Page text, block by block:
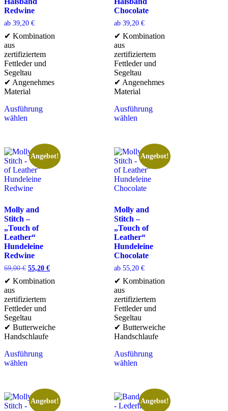
Redwine
ab 39,20 €
✔ Kombination
aus
zertifiziertem
Fettleder und
Segeltau
✔ Angenehmes
Material
Ausführung
wählen
Chocolate
ab 39,20 €
✔ Kombination
aus
zertifiziertem
Fettleder und
Segeltau
✔ Angenehmes
Material
Ausführung
wählen
Angebot!
Molly and
Stitch –
„Touch of
Leather“
Hundeleine
Redwine
69,00€ 55,20 €
✔ Kombination
aus
zertifiziertem
Fettleder und
Segeltau
✔ Butterweiche
Handschlaufe
Ausführung
wählen
Angebot!
Molly and
Stitch –
„Touch of
Leather“
Hundeleine
Chocolate
ab 55,20 €
✔ Kombination
aus
zertifiziertem
Fettleder und
Segeltau
✔ Butterweiche
Handschlaufe
Ausführung
wählen
Angebot! Angebot!